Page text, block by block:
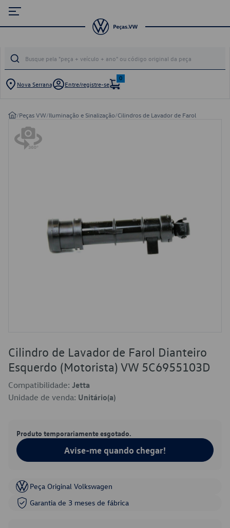
Nova Serrana Entre/registre-se
0
/Peças VW/Iluminação e Sinalização/Cilindros de Lavador de Farol
Cilindro de Lavador de Farol Dianteiro
Esquerdo (Motorista) VW 5C6955103D
Compatibilidade: Jetta
Unidade de venda: Unitário(a)
Produto temporariamente esgotado.
Avise-me quando chegar!
Peça Original Volkswagen
Garantia de 3 meses de fábrica